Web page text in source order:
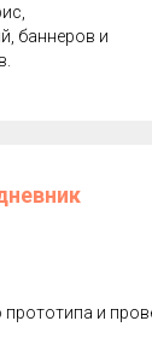
баннеров и
прототипа и